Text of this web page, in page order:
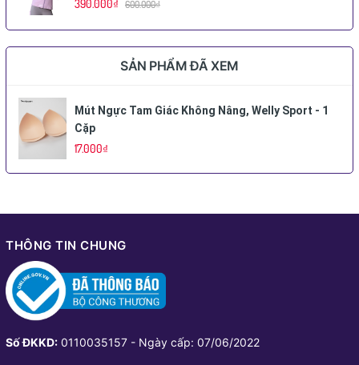
390.000₫ 600.000₫
SẢN PHẨM ĐÃ XEM
Mút Ngực Tam Giác Không Nâng, Welly Sport - 1
Cặp
17.000₫
THÔNG TIN CHUNG
Số ĐKKD: 0110035157 - Ngày cấp: 07/06/2022